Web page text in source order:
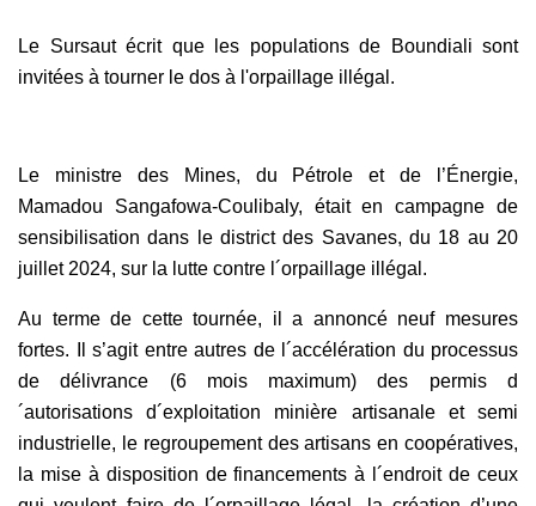
Le Sursaut écrit que les populations de Boundiali sont
invitées à tourner le dos à l'orpaillage illégal.
Le ministre des Mines, du Pétrole et de l’Énergie,
Mamadou Sangafowa-Coulibaly, était en campagne de
sensibilisation dans le district des Savanes, du 18 au 20
juillet 2024, sur la lutte contre l´orpaillage illégal.
Au terme de cette tournée, il a annoncé neuf mesures
fortes. Il s’agit entre autres de l´accélération du processus
de délivrance (6 mois maximum) des permis d
´autorisations d´exploitation minière artisanale et semi
industrielle, le regroupement des artisans en coopératives,
la mise à disposition de financements à l´endroit de ceux